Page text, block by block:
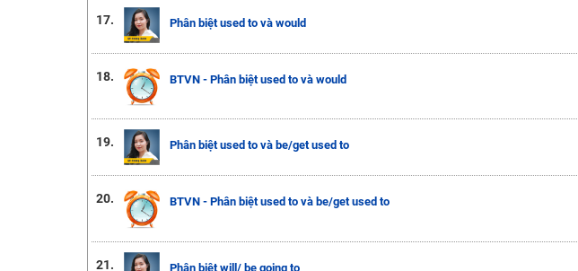
17. Phân biệt used to và would
18. BTVN - Phân biệt used to và would
19. Phân biệt used to và be/get used to
20. BTVN - Phân biệt used to và be/get used to
21. Phân biệt will/ be going to